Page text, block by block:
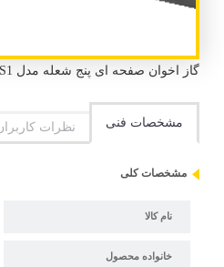
گاز اخوان صفحه ای پنج شعله مدل G OS1 شیشه 5 شعله طول 86 سانتیمتر عرض 50 سانتیمتر
مشخصات فنی نظرات
مشخصات کلی
نام کالا
خانواده محصول